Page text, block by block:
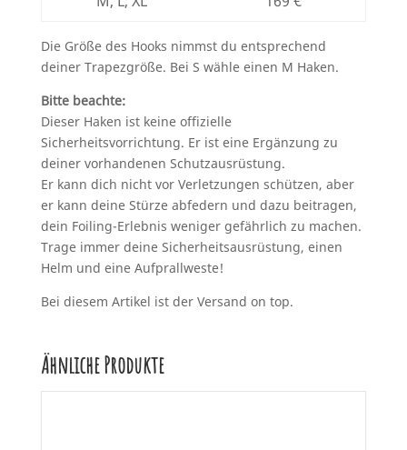
Die Größe des Hooks nimmst du entsprechend
deiner Trapezgröße. Bei S wähle einen M Haken.
Bitte beachte:
Dieser Haken ist keine offizielle
Sicherheitsvorrichtung. Er ist eine Ergänzung zu
deiner vorhandenen Schutzausrüstung.
Er kann dich nicht vor Verletzungen schützen, aber
er kann deine Stürze abfedern und dazu beitragen,
dein Foiling-Erlebnis weniger gefährlich zu machen.
Trage immer deine Sicherheitsausrüstung, einen
Helm und eine Aufprallweste!
Bei diesem Artikel ist der Versand on top.
Ähnliche Produkte